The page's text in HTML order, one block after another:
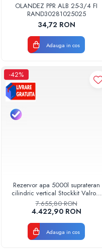
OLANDEZ PPR ALB 25-3/4 FI
RAND30281025025
34,72 RON
Adauga in cos
-42%
Rezervor apa 5000l suprateran
cilindric vertical Stockkit Valrom
49020150000
7.655,80 RON
4.422,90 RON
Adauga in cos